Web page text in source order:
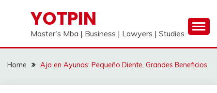
YOTPIN
Master's Mba | Business | Lawyers | Studies
Home Ajo en Ayunas: Pequeño Diente, Grandes Beneficios